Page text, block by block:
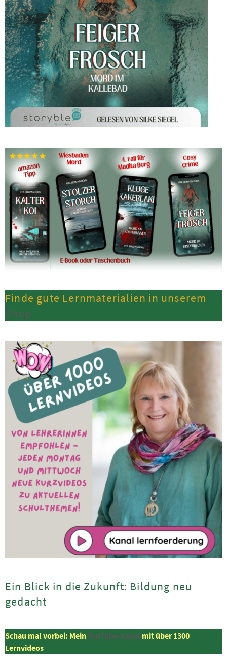
Finde gute Lernmaterialien in unserem
Shop
Ein Blick in die Zukunft: Bildung neu
gedacht
Schau mal vorbei: MeinYouTube-Kanal mit über 1300
Lernvideos